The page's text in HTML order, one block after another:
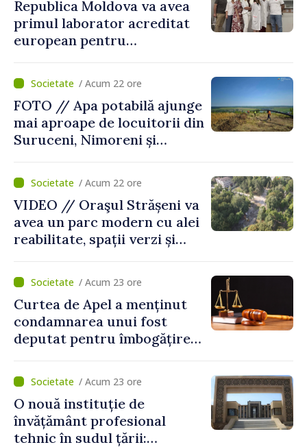
Republica Moldova va avea
primul laborator acreditat
european pentru
viței-de-vie
/ Acum 22 ore
FOTO // Apa potabilă ajunge
mai aproape de locuitorii din
Suruceni, Nimoreni și
/ Acum 22 ore
VIDEO // Oraşul Strășeni va
avea un parc modern cu alei
reabilitate, spații verzi și
/ Acum 23 ore
Curtea de Apel a menținut
condamnarea unui fost
deputat pentru îmbogățire
statului peste 2,4 milioane
de lei
/ Acum 23 ore
O nouă instituție de
învățământ profesional
tehnic în sudul țării: